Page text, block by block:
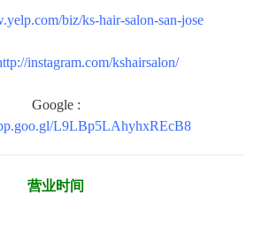
biz/ks-hair-salon-san-jose
instagram.com/kshairsalon/
Google :
L9LBp5LAhyhxREcB8
营业时间